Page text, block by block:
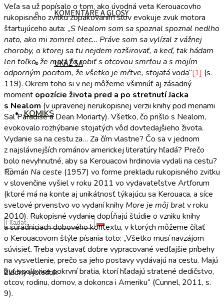
KOMENTÁRE A GLOSY
UKÁŽ SA
KOMIKS
Žiadny výsledok
Veľa sa už popísalo o tom, ako úvodná veta Kerouacovho
rukopisného zvitku zopakovaním slov evokuje zvuk motora
štartujúceho auta: „S Nealom som sa spoznal spoznal nedlho
nato, ako mi zomrel otec… Práve som sa vylízal z vážnej
choroby, o ktorej sa tu nejdem rozširovať, a keď, tak hádam
len toľko, že mala čo robiť s otcovou smrťou a s mojím
odporným pocitom, že všetko je mŕtve, stojatá voda“[1] (s.
119). Okrem toho si v nej môžeme všimnúť aj zásadný
moment opozície života pred a po stretnutí Jacka
s Nealom (v upravenej nerukopisnej verzii knihy pod menami
Sal Paradise a Dean Moriarty). Všetko, čo prišlo s Nealom,
evokovalo rozhýbanie stojatých vôd dovtedajšieho života.
Vydanie sa na cestu za… Za čím vlastne? Čo sa v jednom
z najslávnejších románov americkej literatúry hľadá? Prečo
bolo nevyhnutné, aby sa Kerouacovi hrdinovia vydali na cestu?
Román Na ceste (1957) vo forme prekladu rukopisného zvitku
v slovenčine vyšiel v roku 2011 vo vydavateľstve Artforum
(ktoré má na konte aj unikátnosť týkajúcu sa Kerouaca, a síce
svetové prvenstvo vo vydaní knihy More je môj bratv roku
2010). Rukopisné vydanie dopĺňajú štúdie o vzniku knihy
a súradniciach dobového kontextu, v ktorých môžeme čítať
o Kerouacovom štýle písania toto: „Všetko musí navzájom
súvisieť. Treba vystavať dobre vypracované vedľajšie príbehy
na vysvetlenie, prečo sa jeho postavy vydávajú na cestu. Majú
byť spolovice pokrvní bratia, ktorí hľadajú stratené dedičstvo,
otcov, rodinu, domov, a dokonca i Ameriku“ (Cunnel, 2011, s.
9).